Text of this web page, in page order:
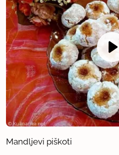
Mandljevi piškoti